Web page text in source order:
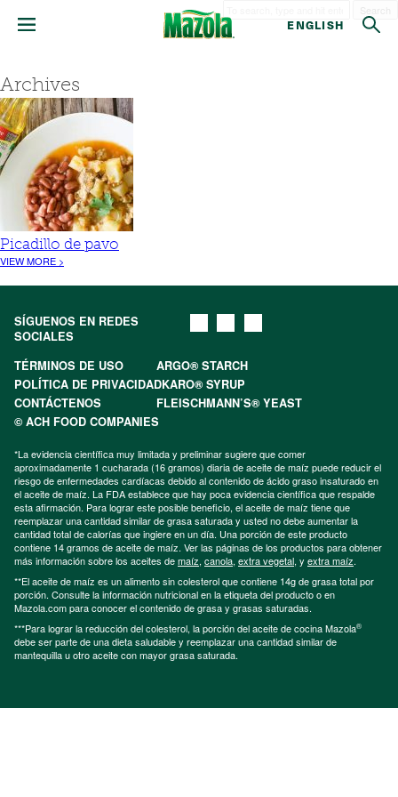
ENGLISH
Archives
Picadillo de pavo
VIEW MORE >
SÍGUENOS EN REDES
SOCIALES
TÉRMINOS DE USO
ARGO® STARCH
POLÍTICA DE PRIVACIDADKARO® SYRUP
CONTÁCTENOS
FLEISCHMANN’S® YEAST
© ACH FOOD COMPANIES
*La evidencia científica muy limitada y preliminar sugiere que comer
aproximadamente 1 cucharada (16 gramos) diaria de aceite de maíz puede reducir el
riesgo de enfermedades cardíacas debido al contenido de ácido graso insaturado en
el aceite de maíz. La FDA establece que hay poca evidencia científica que respalde
esta afirmación. Para lograr este posible beneficio, el aceite de maíz tiene que
reemplazar una cantidad similar de grasa saturada y usted no debe aumentar la
cantidad total de calorías que ingiere en un día. Una porción de este producto
contiene 14 gramos de aceite de maíz. Ver las páginas de los productos para obtener
más información sobre los aceites demaíz, canola, extra vegetal, y extra maíz.
**El aceite de maíz es un alimento sin colesterol que contiene 14g de grasa total por
porción. Consulte la información nutricional en la etiqueta del producto o en
Mazola.com para conocer el contenido de grasa y grasas saturadas.
***Para lograr la reducción del colesterol, la porción del aceite de cocina Mazola®
debe ser parte de una dieta saludable y reemplazar una cantidad similar de
mantequilla u otro aceite con mayor grasa saturada.